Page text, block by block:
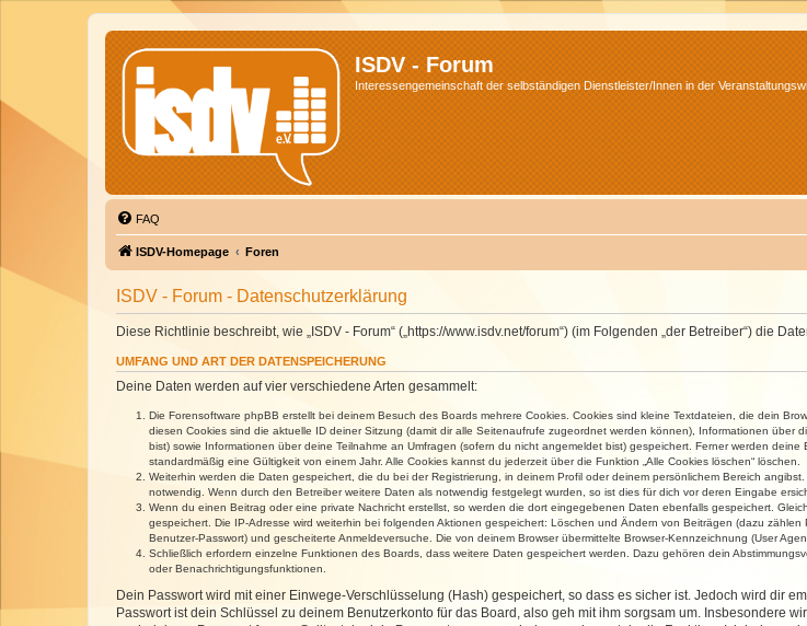
ISDV - Forum
Interessengemeinschaft der selbständigen Dienstleister/Innen in der
FAQ
ISDV-Homepage Foren
ISDV - Forum - Datenschutzerklärung
Diese Richtlinie beschreibt, wie „ISDV - Forum“ („https://www.isdv.net/forum“) (im Folgenden „der Betreiber“) die
UMFANG UND ART DER DATENSPEICHERUNG
Deine Daten werden auf vier verschiedene Arten gesammelt:
Die Forensoftware phpBB erstellt bei deinem Besuch des Boards mehrere Cookies. Cookies sind kleine Textdateien, die dein
diesen Cookies sind die aktuelle ID deiner Sitzung (damit dir alle Seitenaufrufe zugeordnet werden können), Informationen
bist) sowie Informationen über deine Teilnahme an Umfragen (sofern du nicht angemeldet bist) gespeichert. Ferner werden
standardmäßig eine Gültigkeit von einem Jahr. Alle Cookies kannst du jederzeit über die Funktion „Alle Cookies löschen“ löschen.
Weiterhin werden die Daten gespeichert, die du bei der Registrierung, in deinem Profil oder deinem persönlichem Bereich
notwendig. Wenn durch den Betreiber weitere Daten als notwendig festgelegt wurden, so ist dies für dich vor deren Eingabe
Wenn du einen Beitrag oder eine private Nachricht erstellst, so werden die dort eingegebenen Daten ebenfalls gespeichert.
gespeichert. Die IP-Adresse wird weiterhin bei folgenden Aktionen gespeichert: Löschen und Ändern von Beiträgen (dazu
Benutzer-Passwort) und gescheiterte Anmeldeversuche. Die von deinem Browser übermittelte Browser-Kennzeichnung (User
Schließlich erfordern einzelne Funktionen des Boards, dass weitere Daten gespeichert werden. Dazu gehören dein
oder Benachrichtigungsfunktionen.
Dein Passwort wird mit einer Einwege-Verschlüsselung (Hash) gespeichert, so dass es sicher ist. Jedoch wird dir
Passwort ist dein Schlüssel zu deinem Benutzerkonto für das Board, also geh mit ihm sorgsam um. Insbesondere